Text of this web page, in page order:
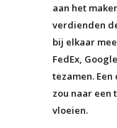
aan het
verdienden
bij elkaar
FedEx,
tezamen.
zou naar een
vloeien.